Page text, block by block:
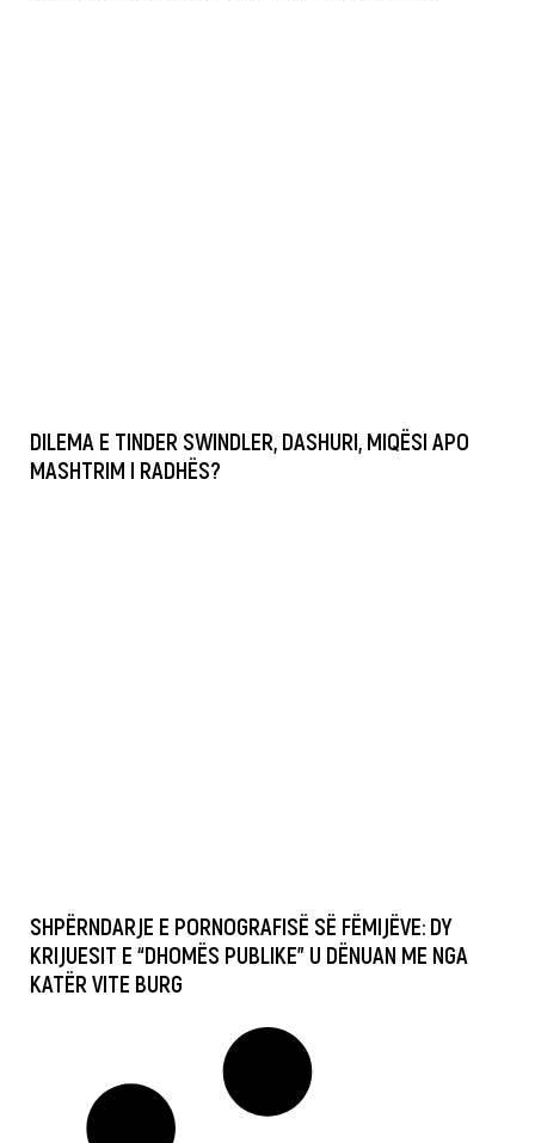
DILEMA E TINDER SWINDLER, DASHURI, MIQËSI APO
MASHTRIM I RADHËS?
SHPËRNDARJE E PORNOGRAFISË SË FËMIJËVE: DY
KRIJUESIT E “DHOMËS PUBLIKE” U DËNUAN ME NGA
KATËR VITE BURG